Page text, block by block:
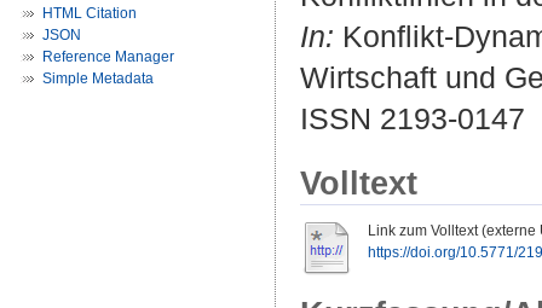
HTML Citation
JSON
Reference Manager
Simple Metadata
In: Konflikt-
Wirtschaft und
ISSN 2193-0147
Volltext
Link zum Volltext (externe
https://doi.org/10.5771/